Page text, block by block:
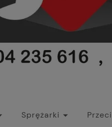
Sprężarki